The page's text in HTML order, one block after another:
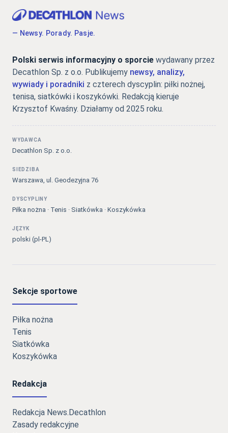
— Newsy. Porady. Pasje.
Polski serwis informacyjny o sporcie wydawany przez
Decathlon Sp. z o.o. Publikujemy newsy, analizy,
wywiady i poradniki z czterech dyscyplin: piłki nożnej,
tenisa, siatkówki i koszykówki. Redakcją kieruje
Krzysztof Kwaśny. Działamy od 2025 roku.
WYDAWCA
Decathlon Sp. z o.o.
SIEDZIBA
Warszawa, ul. Geodezyjna 76
DYSCYPLINY
Piłka nożna · Tenis · Siatkówka · Koszykówka
JĘZYK
polski (pl-PL)
Sekcje sportowe
Piłka nożna
Tenis
Siatkówka
Koszykówka
Redakcja
Redakcja News.Decathlon
Zasady redakcyjne